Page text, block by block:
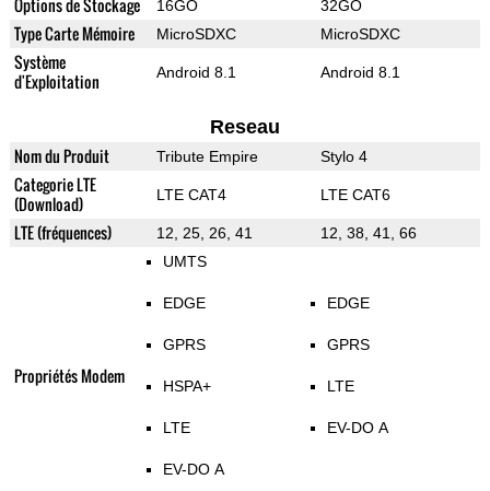
Options de Stockage 16GO 32GO
Type Carte Mémoire MicroSDXC MicroSDXC
Système
d'Exploitation
Android 8.1 Android 8.1
Reseau
Nom du Produit Tribute Empire Stylo 4
Categorie LTE
(Download)
LTE CAT4 LTE CAT6
LTE (fréquences) 12, 25, 26, 41 12, 38, 41, 66
Propriétés Modem
UMTS
EDGE
GPRS
HSPA+
LTE
EV-DO A
EDGE
GPRS
LTE
EV-DO A